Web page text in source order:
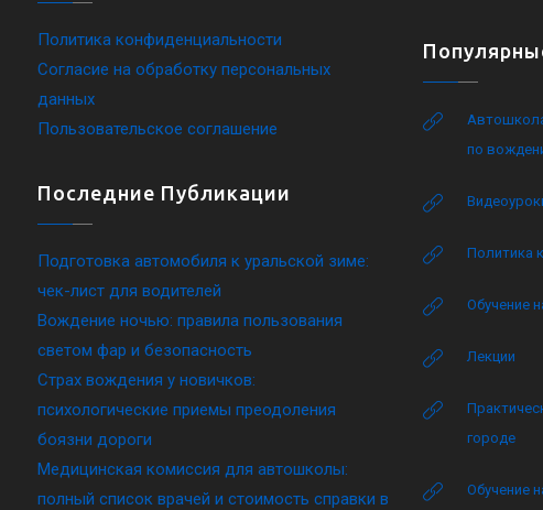
Политика конфиденциальности
Согласие на обработку персональных
данных
Пользовательское соглашение
Последние Публикации
Подготовка автомобиля к уральской зиме:
чек-лист для водителей
Вождение ночью: правила пользования
светом фар и безопасность
Страх вождения у новичков:
психологические приемы преодоления
боязни дороги
Медицинская комиссия для автошколы:
полный список врачей и стоимость справки в
по
Политика
Обучение
Лекции
городе
Обучение